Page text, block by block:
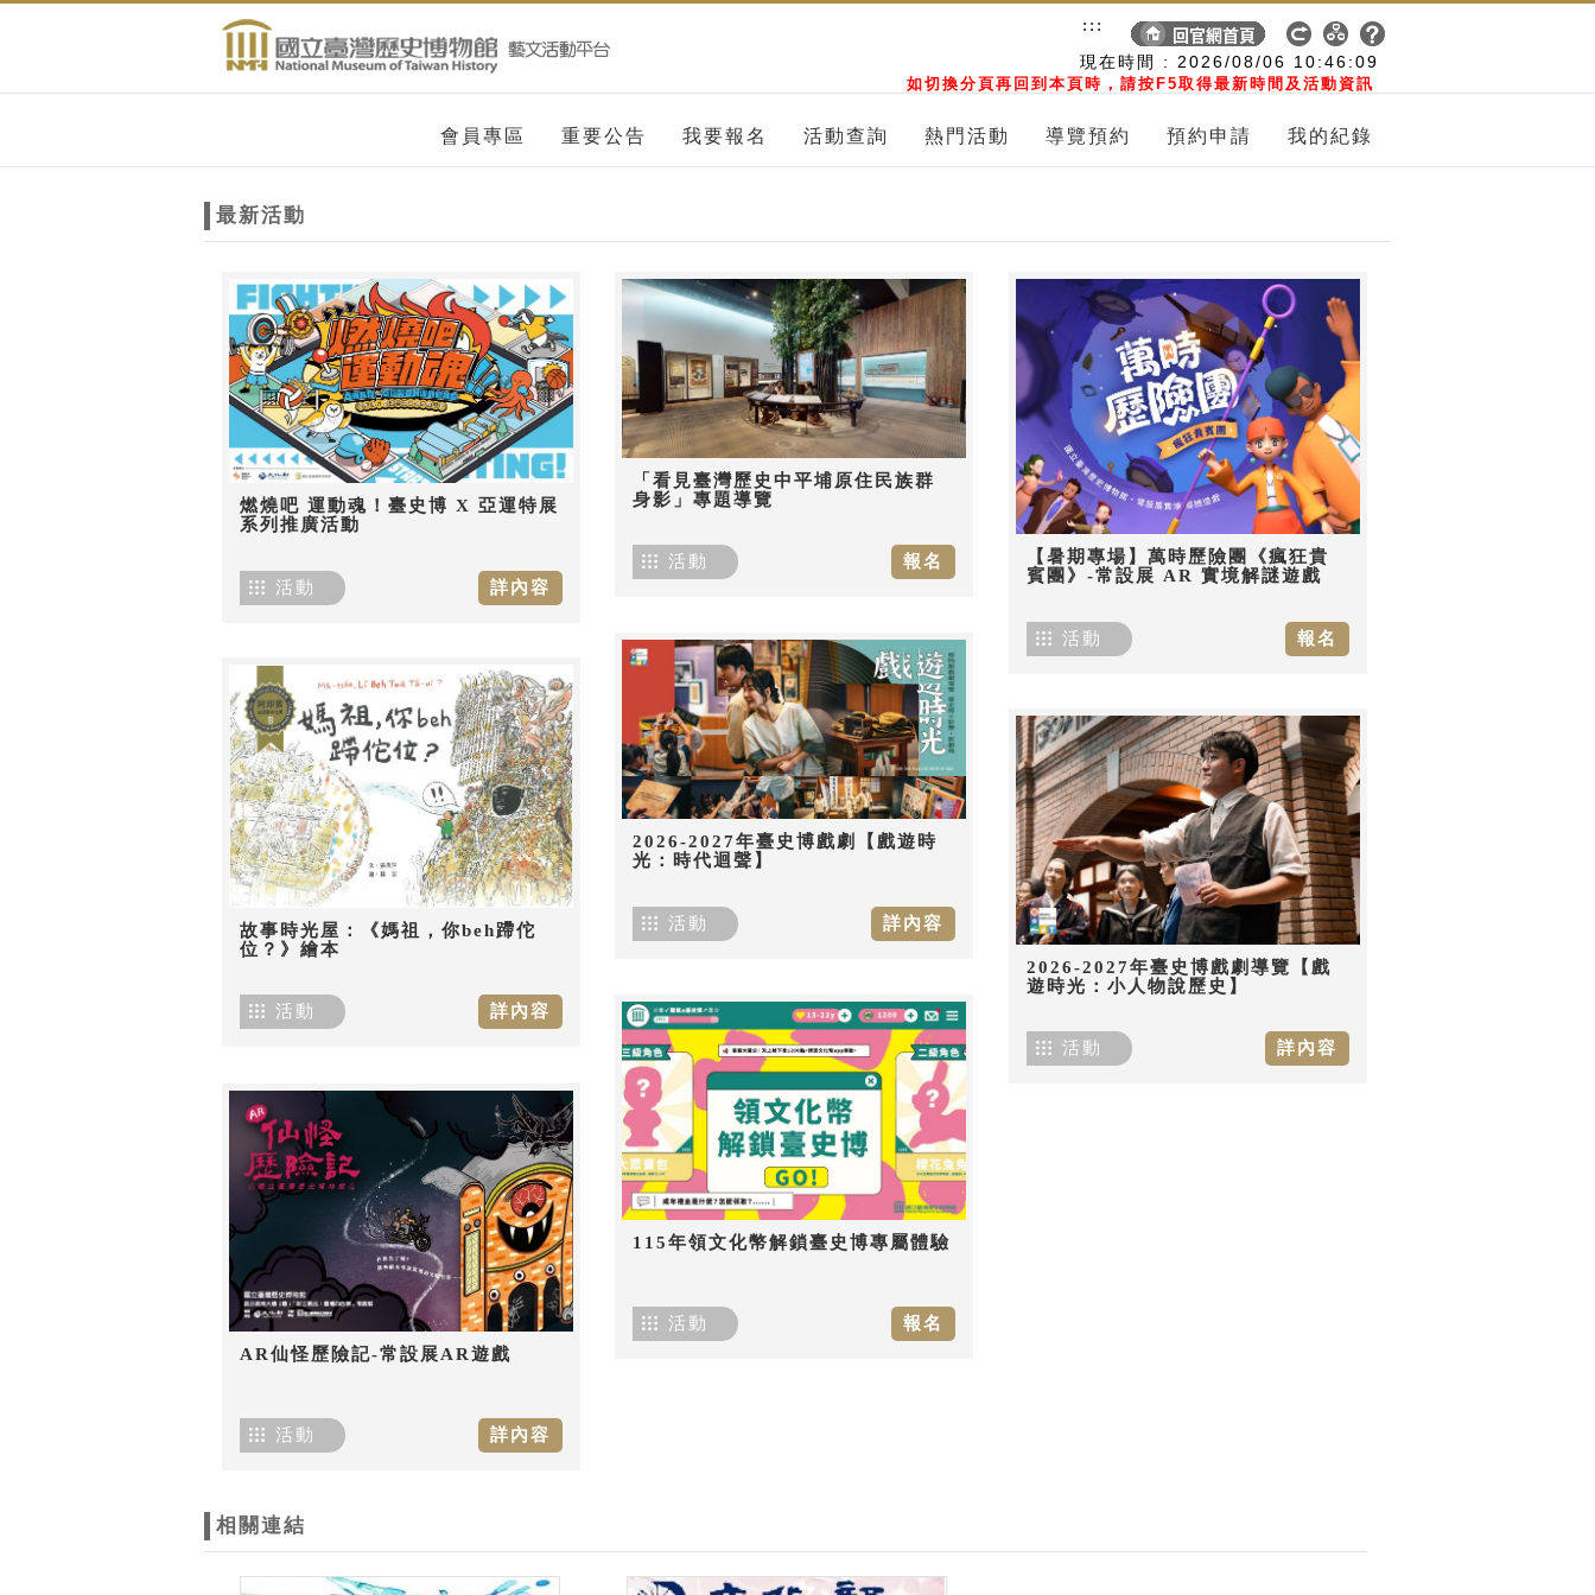
現在時間 : 2026/08/06 10:46:09
如切換分頁再回到本頁時，請按F5取得最新時間及活動資訊
:::
會員專區 重要公告 我要報名 活動查詢 熱門活動 導覽預約 預約申請 我的紀錄
最新活動
燃燒吧 運動魂！臺史博 X 亞運特展
系列推廣活動
詳內容
活動
「看見臺灣歷史中平埔原住民族群
身影」專題導覽
報名
活動
【暑期專場】萬時歷險團《瘋狂貴
賓團》-常設展 AR 實境解謎遊戲
報名
活動
2026-2027年臺史博戲劇【戲遊時
光：時代迴聲】
詳內容
活動
故事時光屋：《媽祖，你beh蹛佗
位？》繪本
詳內容
活動
2026-2027年臺史博戲劇導覽【戲
遊時光：小人物說歷史】
詳內容
活動
115年領文化幣解鎖臺史博專屬體驗
報名
活動
AR仙怪歷險記-常設展AR遊戲
詳內容
活動
相關連結